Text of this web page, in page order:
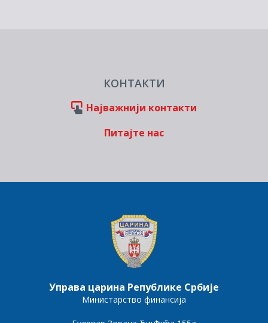
КОНТАКТИ
Најважнији контакти
Питајте нас
Управа царина Републике Србије
Министарство финансија